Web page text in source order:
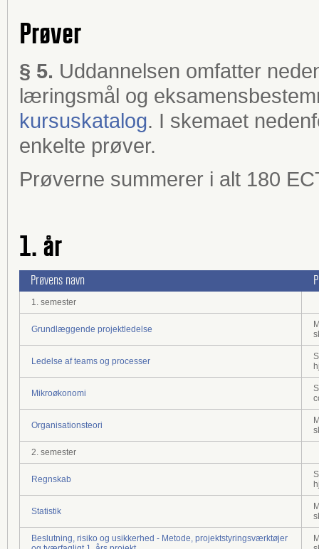
Prøver
§ 5. Uddannelsen omfatter
læringsmål og
kursuskatalog. I skemaet
enkelte prøver.
Prøverne summerer i alt 180
1. år
Prøvens navn
1. semester
Grundlæggende projektledelse
Ledelse af teams og processer
Mikroøkonomi
Organisationsteori
2. semester
Regnskab
Statistik
Beslutning, risiko og usikkerhed - Metode, projektstyringsværktøjer